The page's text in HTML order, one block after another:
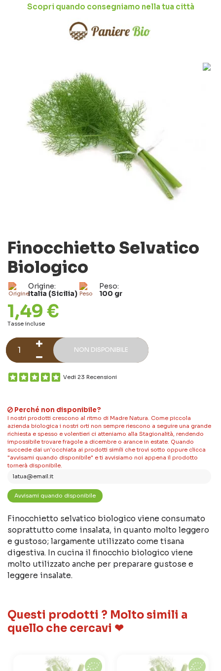
Scopri quando consegniamo nella tua città
Finocchietto Selvatico
Biologico
Origine:
Italia (Sicilia)
Peso:
100 gr
1,49 €
Tasse incluse
NON DISPONIBILE
Vedi 23 Recensioni
Perché non disponibile?
I nostri prodotti crescono al ritmo di Madre Natura. Come piccola
azienda biologica i nostri orti non sempre riescono a seguire una grande
richiesta e spesso e volentieri ci atteniamo alla Stagionalità, rendendo
impossibile trovare fragole a dicembre o arance in estate. Quando
succede dai un'occhiata ai prodotti simili che trovi sotto oppure clicca
"avvisami quando disponibile" e ti avvisiamo noi appena il prodotto
tornerà disponibile.
Finocchietto selvatico biologico viene consumato
soprattutto come insalata, in quanto molto leggero
e gustoso; largamente utilizzato come tisana
digestiva. In cucina il finocchio biologico viene
molto utilizzato anche per preparare gustose e
leggere insalate.
Questi prodotti ? Molto simili a
quello che cercavi ❤